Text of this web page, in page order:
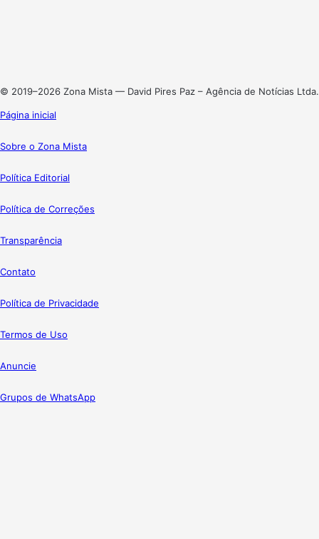
© 2019–2026 Zona Mista — David Pires Paz – Agência de Notícias Ltda.
Página inicial
Sobre o Zona Mista
Política Editorial
Política de Correções
Transparência
Contato
Política de Privacidade
Termos de Uso
Anuncie
Grupos de WhatsApp